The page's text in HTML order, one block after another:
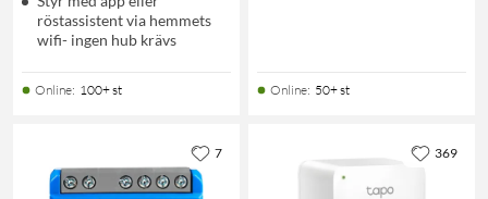
röstassistent via hemmets
wifi- ingen hub krävs
Online: 100+ st Online: 50+ st
7 369